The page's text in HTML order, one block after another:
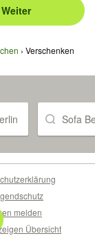
Weiter
Verschenken
Sofa
melden
Übersicht